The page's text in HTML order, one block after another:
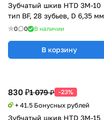
Зубчатый шкив HTD 3M-10
тип BF, 28 зубьев, D 6,35 мм
0 0 В наличии
В корзину
830 ₽1 079 ₽ -23%
+ 41.5 Бонусных рублей
Зубчатый шкив HTD 3M-15